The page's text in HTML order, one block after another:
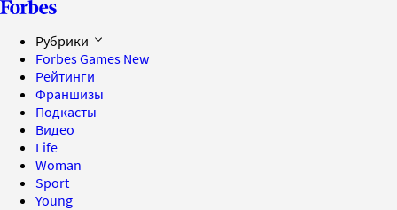
Рубрики
Forbes Games New
Рейтинги
Франшизы
Подкасты
Видео
Life
Woman
Sport
Young